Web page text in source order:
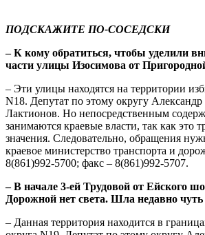
ПОДСКАЖИТЕ ПО-СОСЕДСКИ
– К кому обратиться, чтобы уделили
части улицы Изосимова от
– Эти улицы находятся на территории
N18. Депутат по этому округу
Лактионов. Но непосредственным
занимаются краевые власти, так как это
значения. Следовательно, обращения
краевое министерство транспорта и
8(861)992-5700; факс – 8(861)992-5707.
– В начале 3-ей Трудовой от Ейского
Дорожной нет света. Шла недавно чуть
– Данная территория находится в